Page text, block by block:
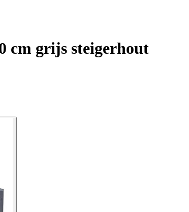
cm grijs steigerhout